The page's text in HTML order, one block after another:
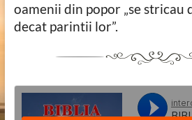
oamenii din popor „se stricau
decat parintii lor”.